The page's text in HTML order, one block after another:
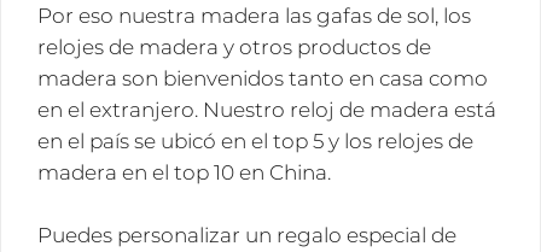
Por eso nuestra madera las gafas de sol, los
relojes de madera y otros productos de
madera son bienvenidos tanto en casa como
en el extranjero. Nuestro reloj de madera está
en el país se ubicó en el top 5 y los relojes de
madera en el top 10 en China.
Puedes personalizar un regalo especial de